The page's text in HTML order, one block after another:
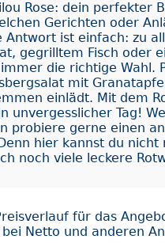
Rose: dein perfekter
Gerichten oder
Antwort ist einfach: zu
gegrilltem Fisch oder
immer die richtige Wahl.
mit
einlädt. Mit dem
unvergesslicher Tag!
probiere gerne einen
hier kannst du nicht
noch viele leckere
für das
bei Netto und anderen